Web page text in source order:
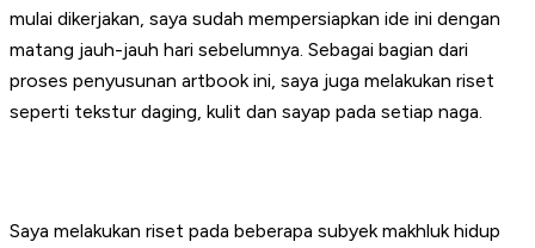
mulai dikerjakan, saya sudah mempersiapkan ide ini dengan
matang jauh-jauh hari sebelumnya. Sebagai bagian dari
proses penyusunan artbook ini, saya juga melakukan riset
seperti tekstur daging, kulit dan sayap pada setiap naga.
Saya melakukan riset pada beberapa subyek makhluk hidup